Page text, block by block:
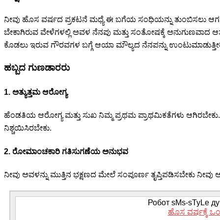
ನೀವು ಹೊಸ ವರ್ಷದ ಪ್ರಕಟನೆ ಮಧ್ಯೆ ಈ ಬಗೆಯ ಸಂಧಿಯನ್ನು ತುಂಬಿಸಲು
ಬೇಕಾಗಿರುವ ವೇಳೆಗಳಲ್ಲಿ ಅವಳ ನೆನಪು ಮತ್ತು ಸಂತೋಷಕ್ಕೆ ಅನುಗುಣವಾದ
ಕೊಡಲು ಇರುವ ಗೌರವಗಳ ಬಗ್ಗೆ ಆಯಾ ಮೌಲ್ಯದ ನೆನಪನ್ನು
ಹಬ್ಬದ ಗುಣಡಾರರು
1. ಅತ್ಯುತ್ತಮ ಆರೋಗ್ಯ
ಹೆಂಡತಿಯ ಆರೋಗ್ಯ ಮತ್ತು ಸುಖ ನಿಮ್ಮ ಪ್ರಥಮ ಪ್ರಾಥಮಿಕತೆಗಳು
ನಿಶ್ಚಯಿಸಿರಬೇಕು.
2. ರೋಮಾಂಚಕಾರಿ ಗತಿಸುಗಣೆಯ ಅನುಭವ
ನೀವು ಅವಳನ್ನು ಮುತ್ತಿನ ಭಕ್ಷಣದ ಮೇಲೆ ಸಂಪೂರ್ಣ ತೃಪ್ತಿಪಡಿಸಬೇಕು
Робот sMs-sTyLe
ಹೊಸ ವರ್ಷಕ್ಕೆ